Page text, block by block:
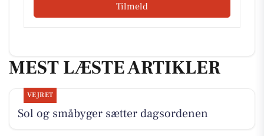
Tilmeld
MEST LÆSTE ARTIKLER
VEJRET
Sol og småbyger sætter dagsordenen